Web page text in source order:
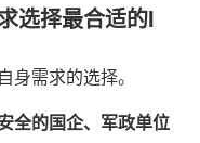
选择最合适的I
身需求的选择。
全的国企、军政单位